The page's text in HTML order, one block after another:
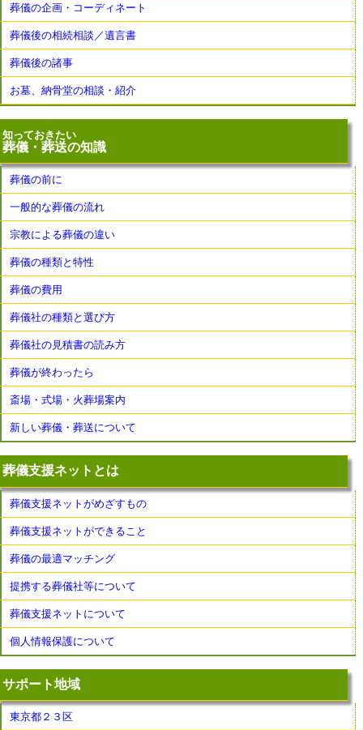
葬儀の企画・コーディネート
葬儀後の相続相談／遺言書
葬儀後の諸事
お墓、納骨堂の相談・紹介
知っておきたい
葬儀・葬送の知識
葬儀の前に
一般的な葬儀の流れ
宗教による葬儀の違い
葬儀の種類と特性
葬儀の費用
葬儀社の種類と選び方
葬儀社の見積書の読み方
葬儀が終わったら
斎場・式場・火葬場案内
新しい葬儀・葬送について
葬儀支援ネットとは
葬儀支援ネットがめざすもの
葬儀支援ネットができること
葬儀の最適マッチング
提携する葬儀社等について
葬儀支援ネットについて
個人情報保護について
サポート地域
東京都２３区